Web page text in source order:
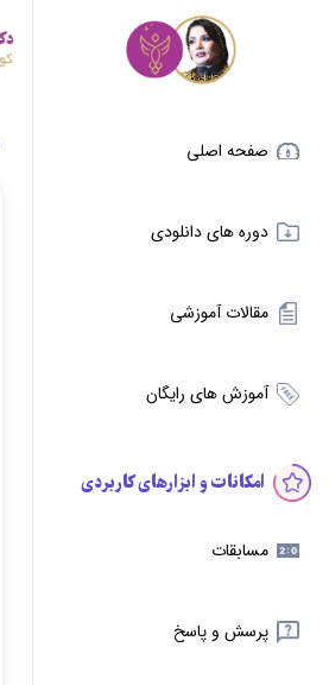
صفحه اصلی
دوره های دانلودی
مقالات آموزشی
آموزش های رایگان
امکانات و ابزارهای کاربردی
مسابقات
پرسش و پاسخ